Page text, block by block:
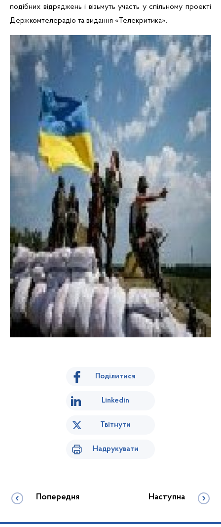
подібних відряджень і візьмуть участь у спільному проекті
Держкомтелерадіо та видання «Телекритика».
Поділитися
Linkedin
Твітнути
Надрукувати
Попередня Наступна